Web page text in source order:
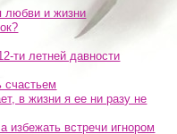
любви и жизни
ти летней давности
счастьем
в жизни я ее ни разу не
встречи игнором